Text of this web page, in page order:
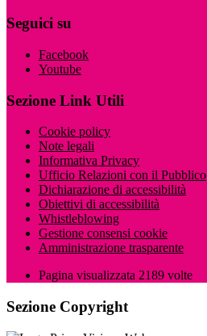
Seguici su
Facebook
Youtube
Sezione Link Utili
Cookie policy
Note legali
Informativa Privacy
Ufficio Relazioni con il Pubblico
Dichiarazione di accessibilità
Obiettivi di accessibilità
Whistleblowing
Gestione consensi cookie
Amministrazione trasparente
Pagina visualizzata 2189 volte
Sezione Copyright